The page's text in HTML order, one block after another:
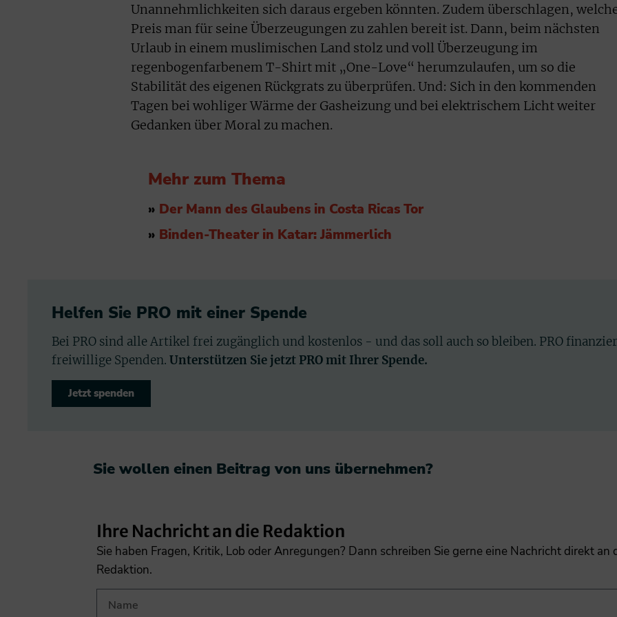
Unannehmlichkeiten sich daraus ergeben könnten. Zudem überschlagen,
Preis man für seine Überzeugungen zu zahlen bereit ist. Dann, beim nächsten
Urlaub in einem muslimischen Land stolz und voll Überzeugung im
regenbogenfarbenem T-Shirt mit „One-Love“ herumzulaufen, um so die
Stabilität des eigenen Rückgrats zu überprüfen. Und: Sich in den kommenden
Tagen bei wohliger Wärme der Gasheizung und bei elektrischem Licht weiter
Gedanken über Moral zu machen.
Mehr zum Thema
» Der Mann des Glaubens in Costa Ricas Tor
» Binden-Theater in Katar: Jämmerlich
Helfen Sie PRO mit einer Spende
Bei PRO sind alle Artikel frei zugänglich und kostenlos - und das soll auch so bleiben. PRO
freiwillige Spenden. Unterstützen Sie jetzt PRO mit Ihrer Spende.
Jetzt spenden
Sie wollen einen Beitrag von uns übernehmen?​
Ihre Nachricht an die Redaktion
Sie haben Fragen, Kritik, Lob oder Anregungen? Dann schreiben Sie gerne eine Nachricht direkt an
Redaktion.